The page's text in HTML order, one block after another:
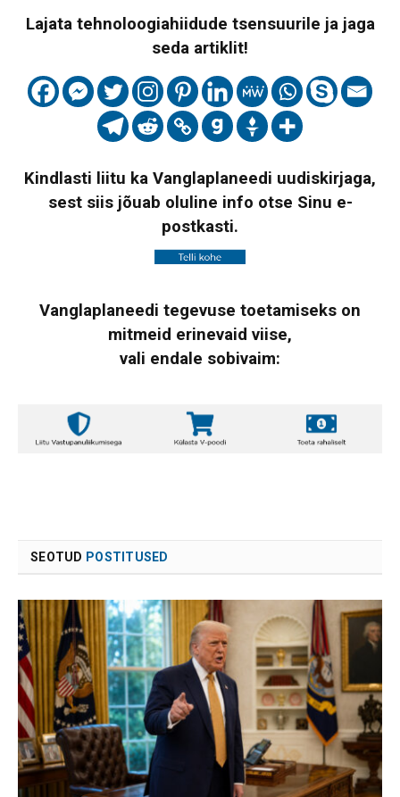
Lajata tehnoloogiahiidude tsensuurile ja jaga
seda artiklit!
Kindlasti liitu ka Vanglaplaneedi uudiskirjaga,
sest siis jõuab oluline info otse Sinu e-
postkasti.
Vanglaplaneedi tegevuse toetamiseks on
mitmeid erinevaid viise,
vali endale sobivaim:
SEOTUD POSTITUSED